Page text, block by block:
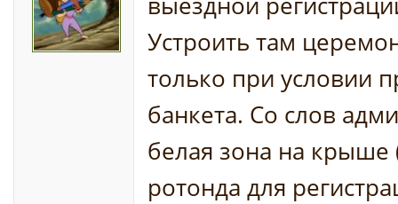
Устроить там
только при условии
банкета. Со слов
белая зона на крыше
ротонда для